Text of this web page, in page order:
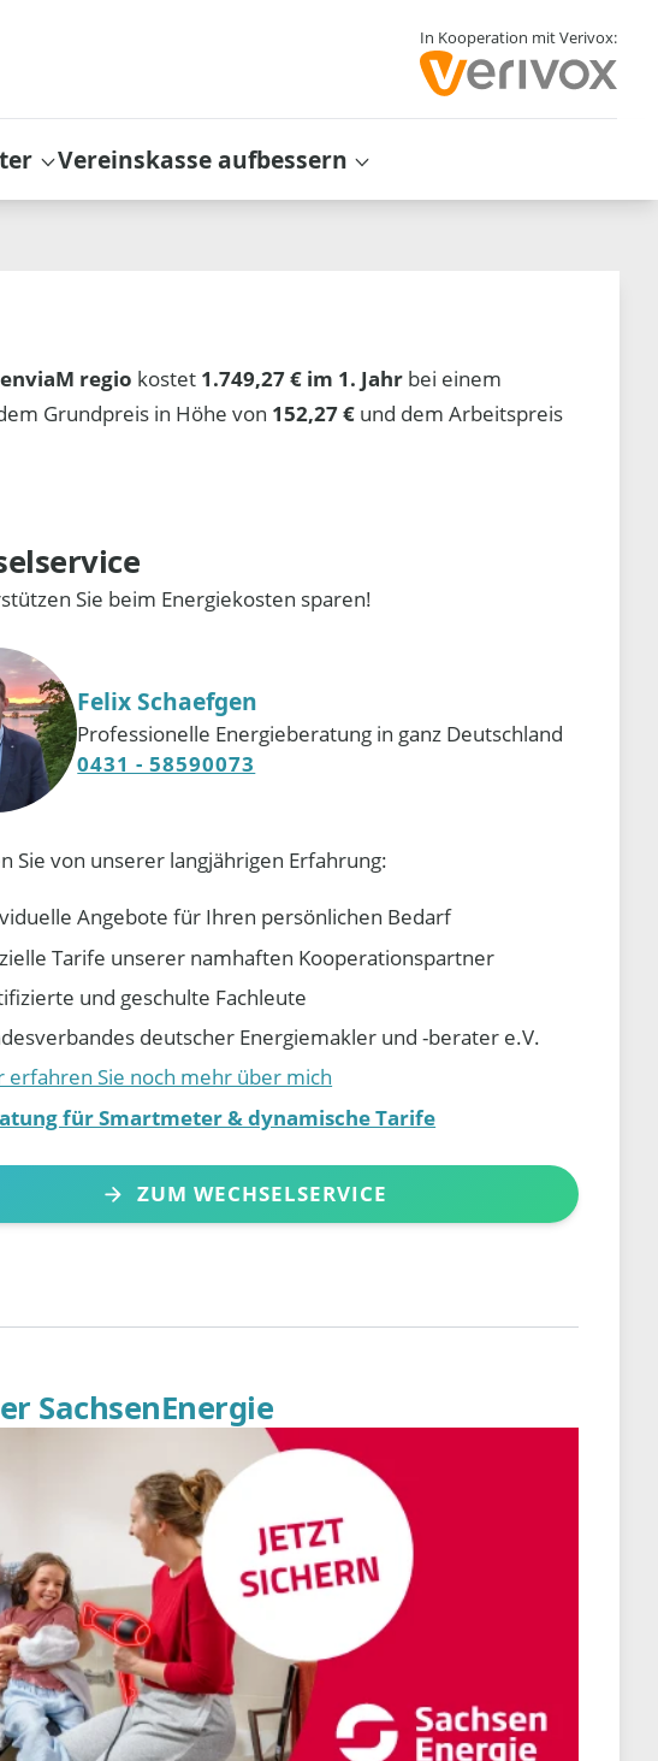
In Kooperation mit Verivox:
Vereinskasse aufbessern
enviaM regio kostet 1.749,27 € im 1. Jahr bei einem
Grundpreis in Höhe von 152,27 € und dem Arbeitspreis
Sie beim Energiekosten sparen!
Felix Schaefgen
Professionelle Energieberatung in ganz Deutschland
0431 - 58590073
Sie von unserer langjährigen Erfahrung:
Angebote für Ihren persönlichen Bedarf
Tarife unserer namhaften Kooperationspartner
und geschulte Fachleute
deutscher Energiemakler und -berater e.V.
erfahren Sie noch mehr über mich
für Smartmeter & dynamische Tarife
ZUM WECHSELSERVICE
SachsenEnergie